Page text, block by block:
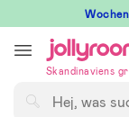
till
innehållet
Skandinaviens